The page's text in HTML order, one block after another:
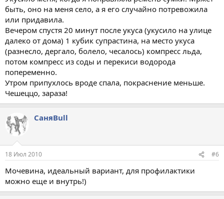
быть, оно на меня село, а я его случайно потревожила
или придавила.
Вечером спустя 20 минут после укуса (укусило на улице
далеко от дома) 1 кубик супрастина, на место укуса
(разнесло, дергало, болело, чесалось) компресс льда,
потом компресс из соды и перекиси водорода
попеременно.
Утром припухлось вроде спала, покраснение меньше.
Чешеццо, зараза!
СаняBull
18 Июл 2010 #6
Мочевина, идеальный вариант, для профилактики
можно еще и внутрь!)